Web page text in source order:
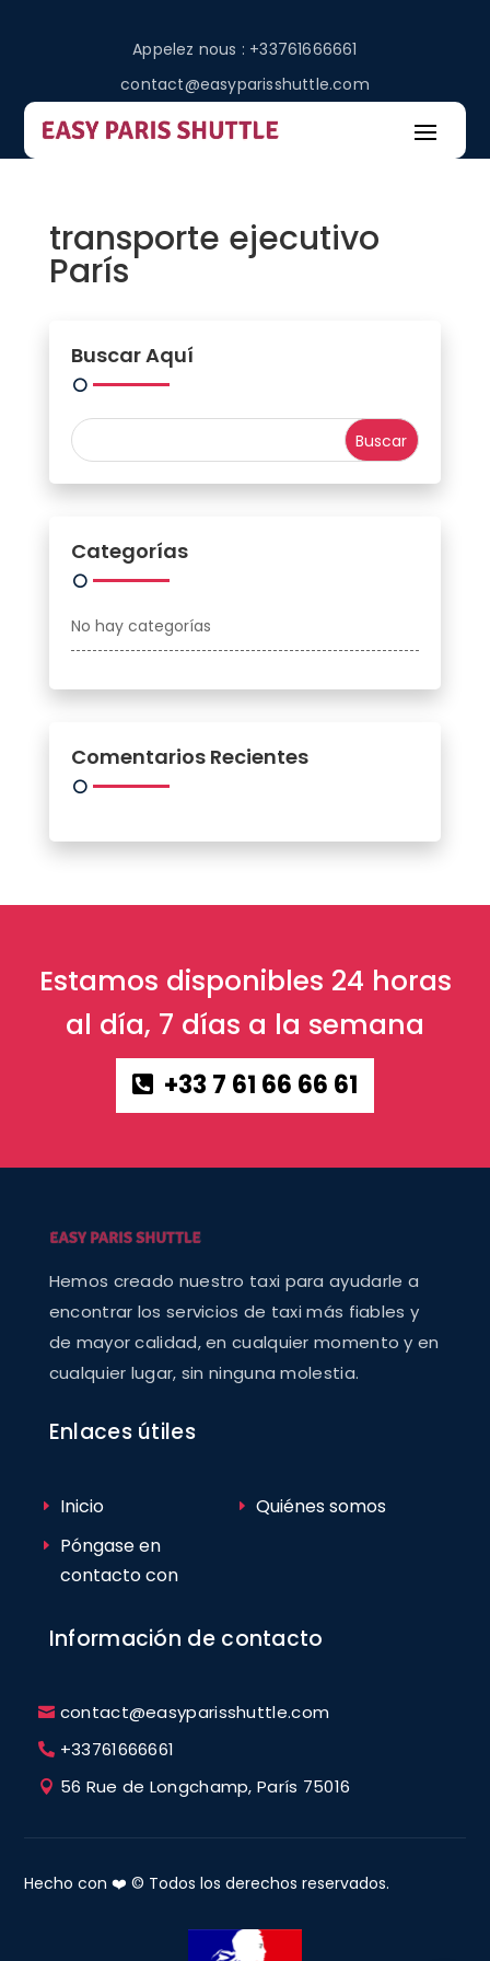
Appelez nous : +33761666661
contact@easyparisshuttle.com
transporte ejecutivo
París
Buscar Aquí
Categorías
No hay categorías
Comentarios Recientes
Estamos disponibles 24 horas
al día, 7 días a la semana
+33 7 61 66 66 61
Hemos creado nuestro taxi para ayudarle a
encontrar los servicios de taxi más fiables y
de mayor calidad, en cualquier momento y en
cualquier lugar, sin ninguna molestia.
Enlaces útiles
Inicio
Quiénes somos
Póngase en
contacto con
Información de contacto
contact@easyparisshuttle.com
+33761666661
56 Rue de Longchamp, París 75016
Hecho con ❤️ © Todos los derechos reservados.